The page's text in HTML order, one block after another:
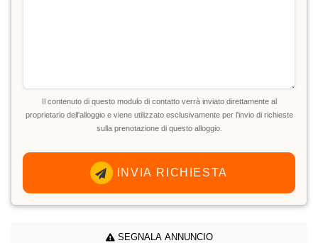
Il contenuto di questo modulo di contatto verrà inviato direttamente al
proprietario dell'alloggio e viene utilizzato esclusivamente per l'invio di richieste
sulla prenotazione di questo alloggio.
INVIA RICHIESTA
SEGNALA ANNUNCIO